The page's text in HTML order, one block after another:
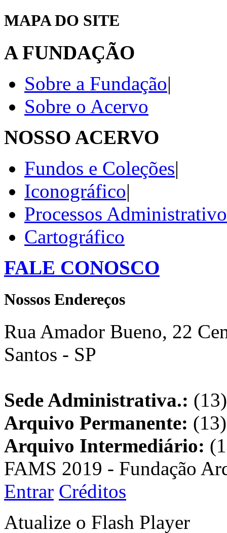
MAPA DO SITE
A FUNDAÇÃO
Sobre a Fundação|
Sobre o Acervo
NOSSO ACERVO
Fundos e Coleções|
Iconográfico|
Processos
Cartográfico
FALE CONOSCO
Nossos Endereços
Rua Amador Bueno, 22
Santos - SP
Sede Administrativa.:
Arquivo Permanente:
Arquivo Intermediário:
FAMS 2019 - Fundação
Entrar Créditos
Atualize o Flash Player